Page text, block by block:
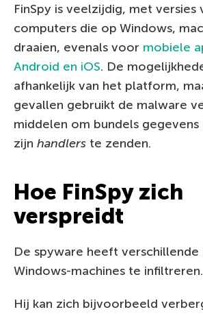
FinSpy is veelzijdig, met versies
computers die op Windows,
draaien, evenals voor mobiele
Android en iOS. De
afhankelijk van het platform,
gevallen gebruikt de malware
middelen om bundels gegevens
zijn handlers te zenden.
Hoe FinSpy zich
verspreidt
De spyware heeft verschillende
Windows-machines te infiltreren.
Hij kan zich bijvoorbeeld